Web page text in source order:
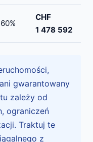
CHF
1 478 592
gwarantowany
zależy od
ograniczeń
Traktuj te
z